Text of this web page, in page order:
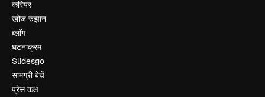
करियर
खोज रुझान
ब्लॉग
घटनाक्रम
Slidesgo
सामग्री बेचें
प्रेस कक्ष